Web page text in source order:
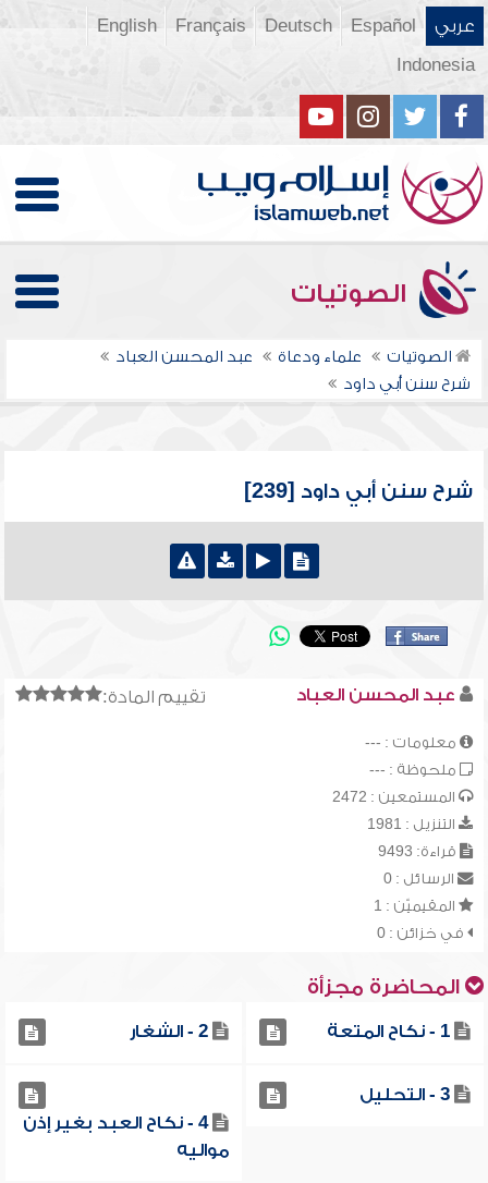
عربي Español
Deutsch
Français
English
Indonesia
الصوتيات
الصوتيات علماء ودعاة
عبد المحسن العباد
شرح سنن أبي داود
شرح سنن أبي داود [239]
تقييم المادة: عبد المحسن العباد
معلومات : ---
ملحوظة : ---
المستمعين : 2472
التنزيل : 1981
قراءة: 9493
الرسائل : 0
المقيميّن : 1
في خزائن : 0
المحاضرة مجزأة
1 - نكاح المتعة 2 - الشغار
3 - التحليل
4 - نكاح العبد بغير إذن
مواليه